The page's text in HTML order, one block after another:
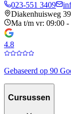
023-551 3409
Diakenhuisweg
Ma t/m vr: 09:00 -
4.8
Gebaseerd op 90
Cursussen